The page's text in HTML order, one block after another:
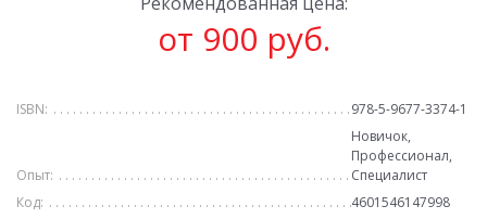
от 900 руб.
ISBN: 978-5-9677-3374-1
Опыт:
Новичок,
Профессионал,
Специалист
Код:
4601546147998